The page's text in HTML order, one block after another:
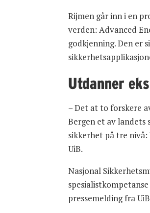
Rijmen går inn i en
verden: Advanced
godkjenning. Den er
Utdanner
– Det at to forskere
Bergen et av
sikkerhet på tre
UiB.
Nasjonal
pressemelding fra